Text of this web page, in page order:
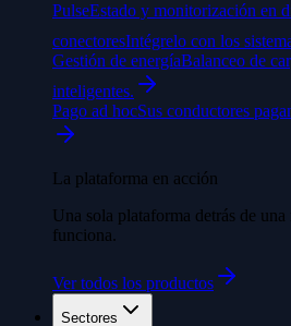
PulseEstado y monitorización en
conectoresIntégrelo con los
Gestión de energíaBalanceo de
inteligentes.
Pago ad hocSus conductores
La plataforma en acción
Una sola plataforma detrás de
funciona.
Ver todos los productos
Sectores